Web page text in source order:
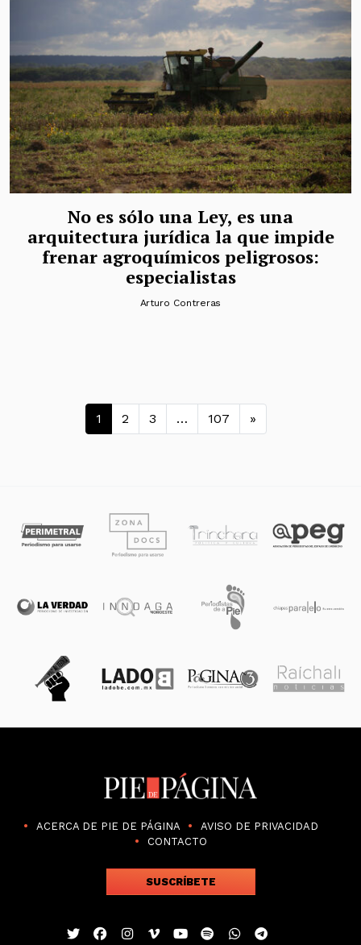
No es sólo una Ley, es una
arquitectura jurídica la que impide
frenar agroquímicos peligrosos:
especialistas
Arturo Contreras
Navegación de entradas
1 2 3 … 107 »
ACERCA DE PIE DE PÁGINA
AVISO DE PRIVACIDAD
CONTACTO
SUSCRÍBETE